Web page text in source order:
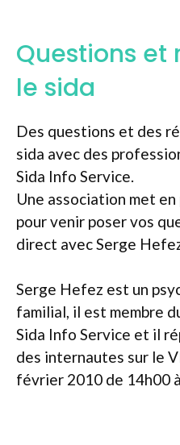
Questions et
le sida
Des questions et des
sida avec des
Sida Info Service.
Une association met
pour venir poser vos
direct avec Serge
Serge Hefez est un
familial, il est membre
Sida Info Service et il
des internautes sur le
février 2010 de 14h00